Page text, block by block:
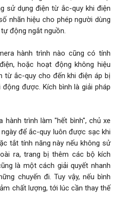
sử dụng điện từ ắc-quy khi điện
nhãn hiệu cho phép người dùng
động ngắt nguồn.
hành trình nào cũng có tính
hoặc hoạt động không hiệu
từ ắc-quy cho đến khi điện áp bị
được. Kích bình là giải pháp
trình làm "hết bình", chủ xe
để ắc-quy luôn được sạc khi
tắt tính năng này nếu không sử
ra, trang bị thêm các bộ kích
là một cách giải quyết nhanh
chuyến đi. Tuy vậy, nếu bình
chất lượng, tới lúc cần thay thế